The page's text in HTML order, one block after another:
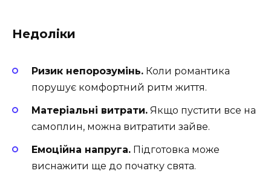
Недоліки
Ризик непорозумінь. Коли романтика
порушує комфортний ритм життя.
Матеріальні витрати. Якщо пустити все на
самоплин, можна витратити зайве.
Емоційна напруга. Підготовка може
виснажити ще до початку свята.